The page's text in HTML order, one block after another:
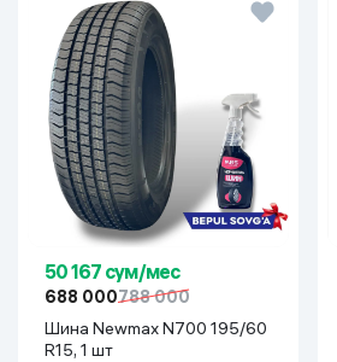
50 167 сум/мес
688 000788 000
Шина Newmax N700 195/60
R15, 1 шт